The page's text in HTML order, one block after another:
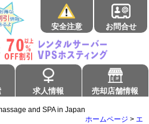
安全注意 お問合せ
求人情報 売却店舗情報
and SPA in Japan
ホームページ > エ